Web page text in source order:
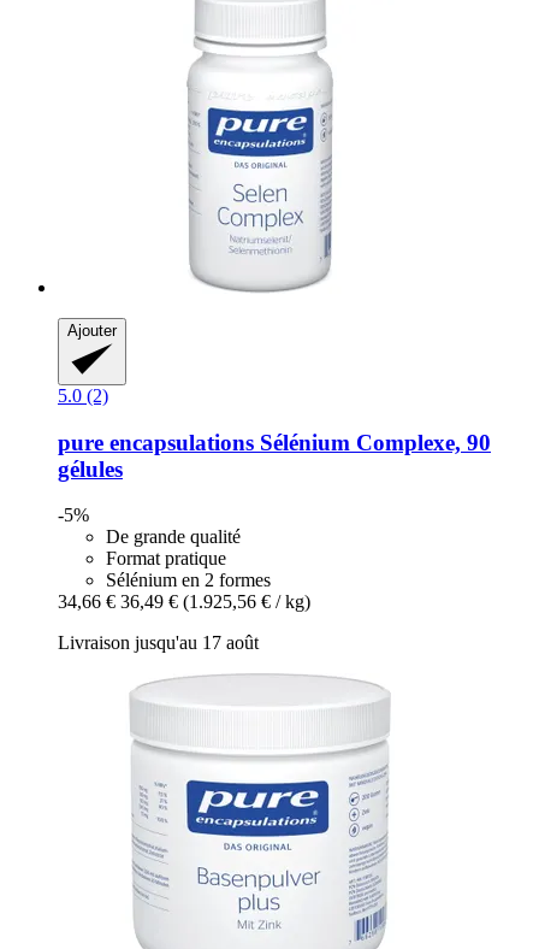
Ajouter
5.0 (2)
pure encapsulations Sélénium Complexe, 90
gélules
-5%
De grande qualité
Format pratique
Sélénium en 2 formes
34,66 € 36,49 € (1.925,56 € / kg)
Livraison jusqu'au 17 août